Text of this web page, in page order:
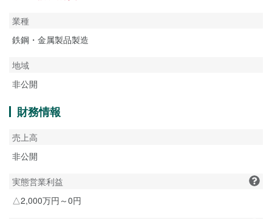
業種
鉄鋼・金属製品製造
地域
非公開
財務情報
売上高
非公開
実態営業利益
△2,000万円～0円